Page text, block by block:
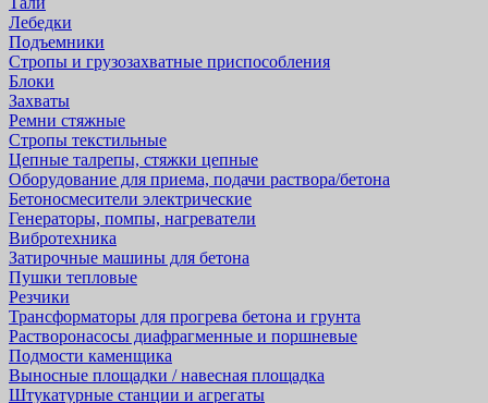
Лебедки
Подъемники
Стропы и грузозахватные приспособления
Блоки
Захваты
Ремни стяжные
Стропы текстильные
Цепные талрепы, стяжки цепные
Оборудование для приема, подачи раствора/бетона
Бетоносмесители электрические
Генераторы, помпы, нагреватели
Вибротехника
Затирочные машины для бетона
Пушки тепловые
Резчики
Трансформаторы для прогрева бетона и грунта
Растворонасосы диафрагменные и поршневые
Подмости каменщика
Выносные площадки / навесная площадка
Штукатурные станции и агрегаты